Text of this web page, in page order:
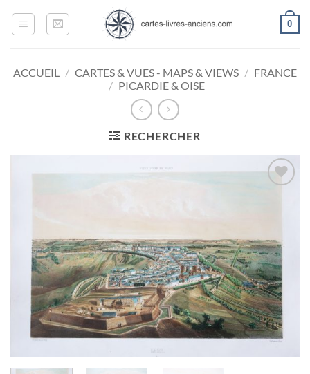
0
ACCUEIL / CARTES & VUES - MAPS & VIEWS / FRANCE
/ PICARDIE & OISE
RECHERCHER